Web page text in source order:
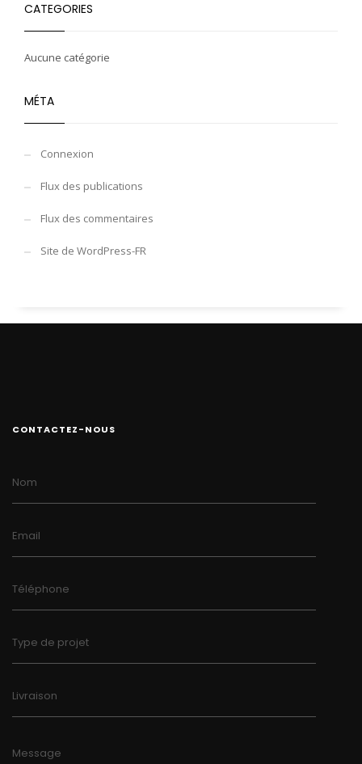
CATEGORIES
Aucune catégorie
MÉTA
Connexion
Flux des publications
Flux des commentaires
Site de WordPress-FR
CONTACTEZ-NOUS
Nom
Email
Téléphone
Type de projet
Livraison
Message